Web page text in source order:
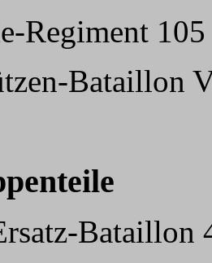
Regiment
Bataillon
Bataillon